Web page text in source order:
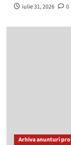
iulie 31, 2026 0
Arhiva anunturi